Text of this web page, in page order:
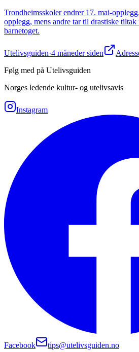
Trondheimsskoler endrer 17. mai-
opplegg, mens andre tar til drastiske
barnetoget.
Utelivsguiden·4 måneder siden
Følg med på Utelivsguiden
Norges ledende kultur- og utelivsavis
Instagram
Facebook tips@utelivsguiden.no